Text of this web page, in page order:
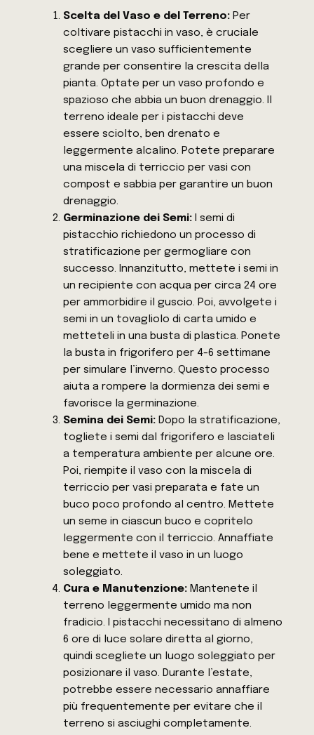
Scelta del Vaso e del Terreno:Per
coltivare pistacchi in vaso, è cruciale
scegliere un vaso sufficientemente
grande per consentire la crescita della
pianta. Optate per un vaso profondo e
spazioso che abbia un buon drenaggio. Il
terreno ideale per i pistacchi deve
essere sciolto, ben drenato e
leggermente alcalino. Potete preparare
una miscela di terriccio per vasi con
compost e sabbia per garantire un buon
drenaggio.
Germinazione dei Semi:I semi di
pistacchio richiedono un processo di
stratificazione per germogliare con
successo. Innanzitutto, mettete i semi in
un recipiente con acqua per circa 24 ore
per ammorbidire il guscio. Poi, avvolgete i
semi in un tovagliolo di carta umido e
metteteli in una busta di plastica. Ponete
la busta in frigorifero per 4-6 settimane
per simulare l’inverno. Questo processo
aiuta a rompere la dormienza dei semi e
favorisce la germinazione.
Semina dei Semi:Dopo la stratificazione,
togliete i semi dal frigorifero e lasciateli
a temperatura ambiente per alcune ore.
Poi, riempite il vaso con la miscela di
terriccio per vasi preparata e fate un
buco poco profondo al centro. Mettete
un seme in ciascun buco e copritelo
leggermente con il terriccio. Annaffiate
bene e mettete il vaso in un luogo
soleggiato.
Cura e Manutenzione: Mantenete il
terreno leggermente umido ma non
fradicio. I pistacchi necessitano di almeno
6 ore di luce solare diretta al giorno,
quindi scegliete un luogo soleggiato per
posizionare il vaso. Durante l’estate,
potrebbe essere necessario annaffiare
più frequentemente per evitare che il
terreno si asciughi completamente.